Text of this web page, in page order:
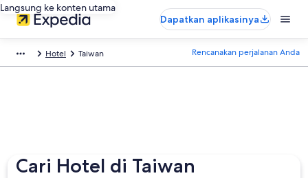
Langsung ke konten utama
Dapatkan aplikasinya
Hotel Taiwan Rencanakan perjalanan Anda
Cari Hotel di Taiwan